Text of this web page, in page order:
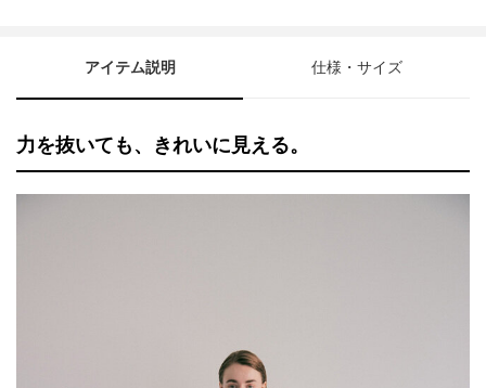
アイテム説明 仕様・サイズ
力を抜いても、きれいに見える。